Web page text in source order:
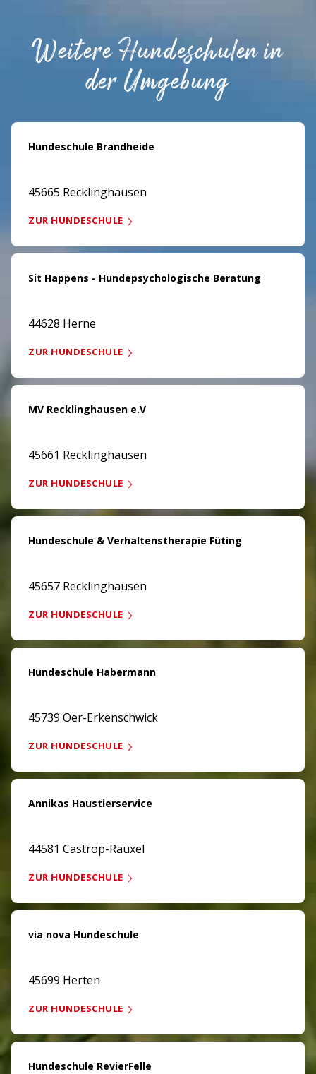
Weitere Hundeschulen in
der Umgebung
Hundeschule Brandheide
45665 Recklinghausen
ZUR HUNDESCHULE
Sit Happens - Hundepsychologische Beratung
44628 Herne
ZUR HUNDESCHULE
MV Recklinghausen e.V
45661 Recklinghausen
ZUR HUNDESCHULE
Hundeschule & Verhaltenstherapie Füting
45657 Recklinghausen
ZUR HUNDESCHULE
Hundeschule Habermann
45739 Oer-Erkenschwick
ZUR HUNDESCHULE
Annikas Haustierservice
44581 Castrop-Rauxel
ZUR HUNDESCHULE
via nova Hundeschule
45699 Herten
ZUR HUNDESCHULE
Hundeschule RevierFelle